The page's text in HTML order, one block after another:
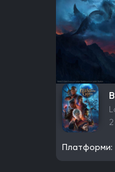
iOS
Frictional
One More
Valve
The
Eidos-
Платформи: